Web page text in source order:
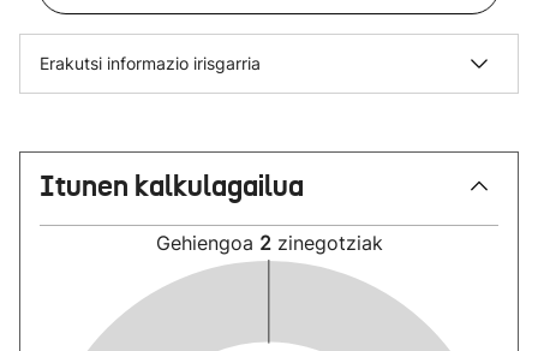
Erakutsi informazio irisgarria
Itunen kalkulagailua
Gehiengoa 2 zinegotziak